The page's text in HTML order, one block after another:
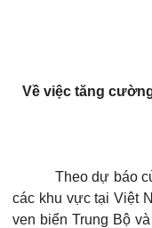
Về việc tăng
Theo dự báo
các khu vực tại Việt
ven biển Trung Bộ